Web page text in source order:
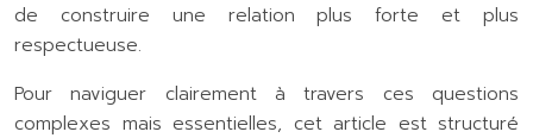
de construire une relation plus forte et plus
respectueuse.
Pour naviguer clairement à travers ces questions
complexes mais essentielles, cet article est structuré